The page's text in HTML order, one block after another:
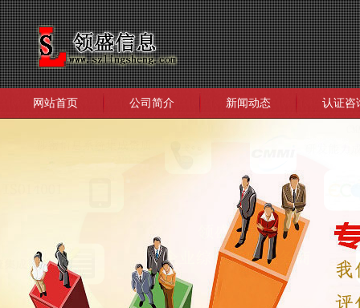
网站首页 公司简介 新闻动态 认证咨